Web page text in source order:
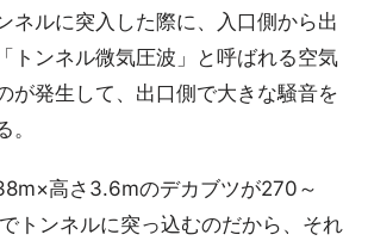
ネルに突入した際に、入口側から出
トンネル微気圧波」と呼ばれる空気
が発生して、出口側で大きな騒音を
高さ3.6mのデカブツが270～
トンネルに突っ込むのだから、それ